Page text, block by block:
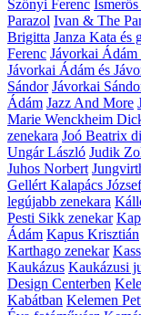
Szőnyi Ferenc
Parazol Ivan & The
Brigitta Janza Kata és
Ferenc Jávorkai Ádám
Jávorkai Ádám és
Sándor Jávorkai
Ádám Jazz And More
Marie Wenckheim
zenekara Joó Beatrix
Ungár László Judik
Juhos Norbert
Gellért Kalapács
legújabb zenekara
Pesti Sikk zenekar
Ádám Kapus Krisztián
Karthago zenekar
Kaukázus Kaukázusi
Design Centerben
Kabátban Kelemen